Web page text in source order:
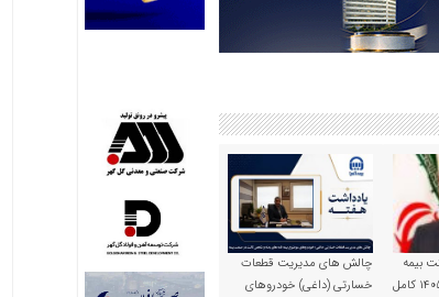
بیمه
حکمت صبا در سال ۱۴۰۵ کامل
چالش های مدیریت قطعات
خسارتی (داغی) خودروهای